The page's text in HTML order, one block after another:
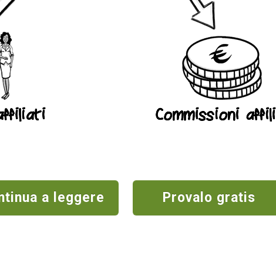
a leggere Provalo gratis